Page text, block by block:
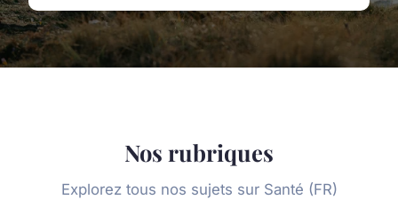
Nos rubriques
Explorez tous nos sujets sur Santé (FR)